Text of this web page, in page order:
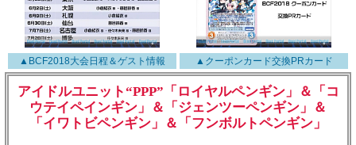
▲BCF2018大会日程＆ゲスト情報 ▲クーポンカード交換PRカード
アイドルユニット“PPP”「ロイヤルペンギン」＆「コ
ウテイペインギン」＆「ジェンツーペンギン」＆
「イワトビペンギン」＆「フンボルトペンギン」